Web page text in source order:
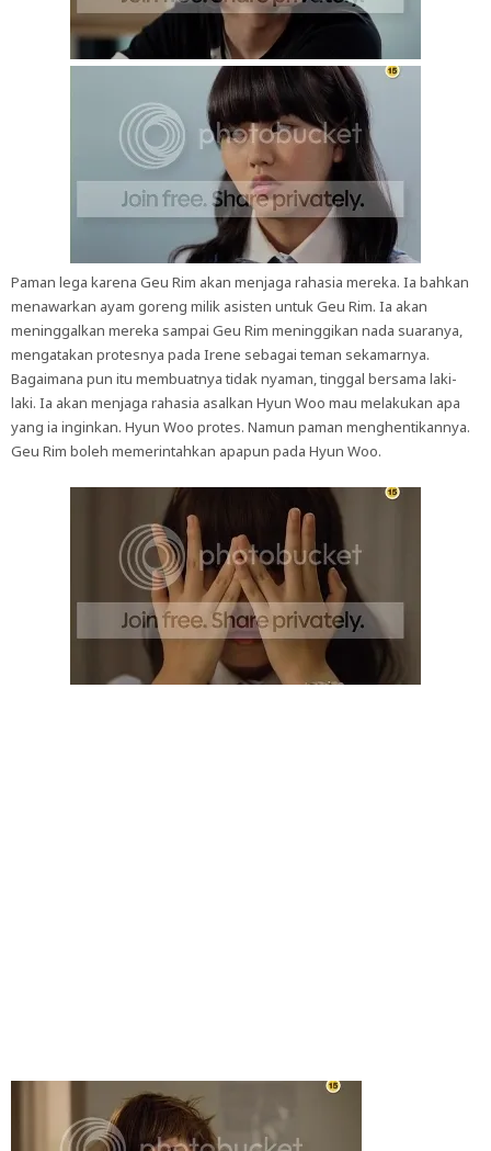
Paman lega karena Geu Rim akan menjaga rahasia mereka. Ia bahkan
menawarkan ayam goreng milik asisten untuk Geu Rim. Ia akan
meninggalkan mereka sampai Geu Rim meninggikan nada suaranya,
mengatakan protesnya pada Irene sebagai teman sekamarnya.
Bagaimana pun itu membuatnya tidak nyaman, tinggal bersama laki-
laki. Ia akan menjaga rahasia asalkan Hyun Woo mau melakukan apa
yang ia inginkan. Hyun Woo protes. Namun paman menghentikannya.
Geu Rim boleh memerintahkan apapun pada Hyun Woo.